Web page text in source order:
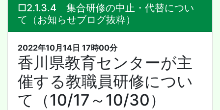
□2.1.3.4 集合研修の中止・代替につい
て（お知らせブログ抜粋）
2022年10月14日 17時00分
香川県教育センターが主
催する教職員研修につい
て（10/17～10/30）